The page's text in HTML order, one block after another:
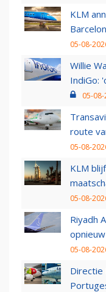
KLM
05-08-
Willie
IndiGo:
05-
route
05-08-
KLM
05-08-
Riyadh
05-08-
Directie